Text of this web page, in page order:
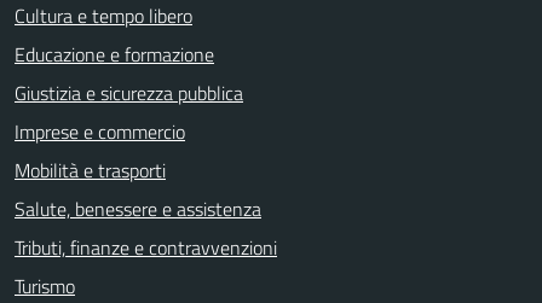
Cultura e tempo libero
Educazione e formazione
Giustizia e sicurezza pubblica
Imprese e commercio
Mobilità e trasporti
Salute, benessere e assistenza
Tributi, finanze e contravvenzioni
Turismo